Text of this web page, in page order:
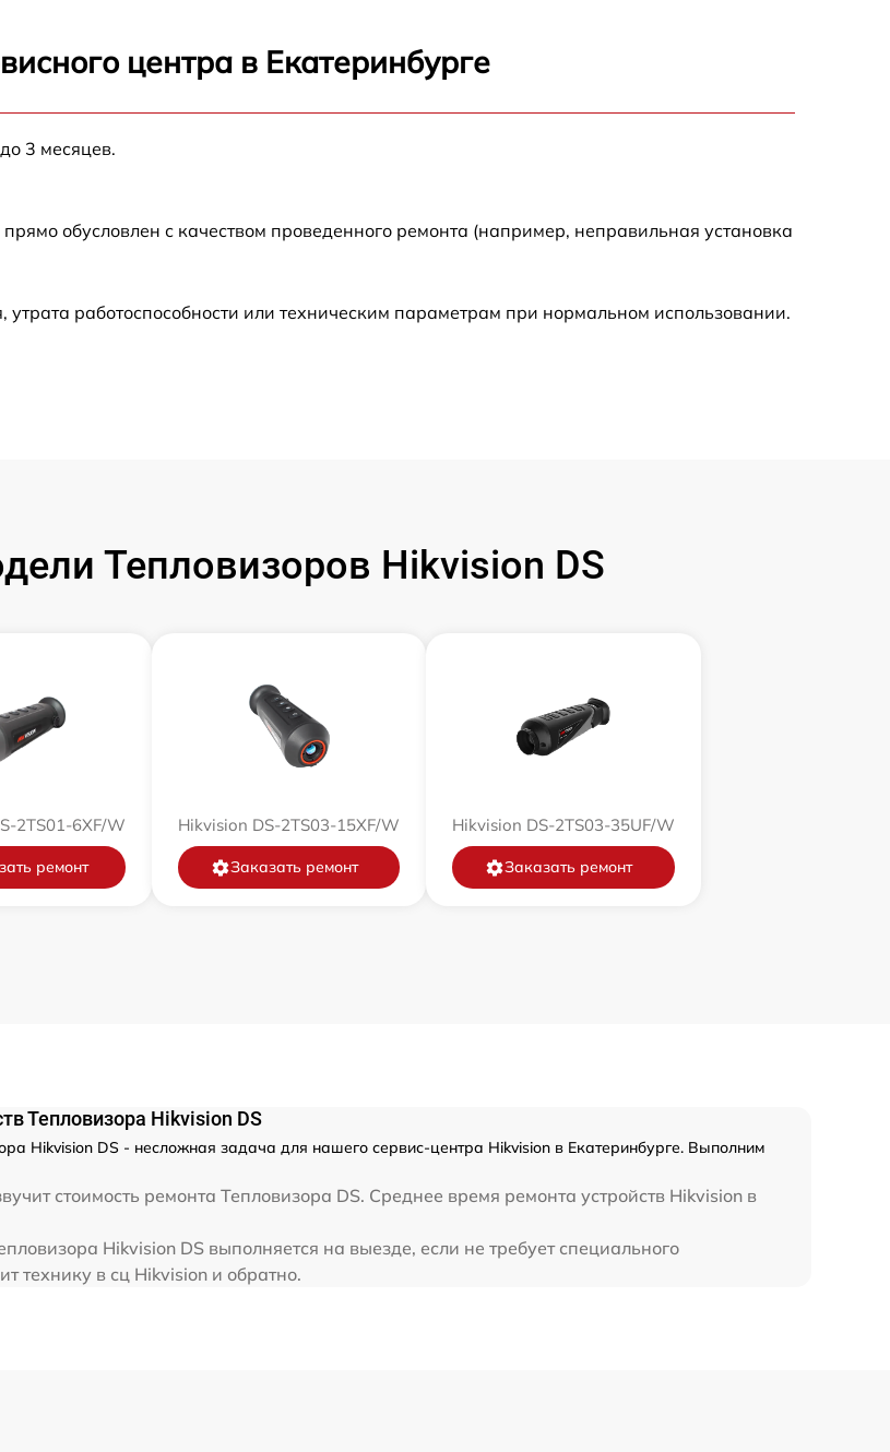
от 60 мин 450 р
450 р
от 60 мин 850 р
центра в Екатеринбурге
3 месяцев.
обусловлен с качеством проведенного ремонта (например, неправильная установка
работоспособности или техническим параметрам при нормальном использовании.
Тепловизоров Hikvision DS
2TS01-6XF/W
ремонт
Hikvision DS-2TS03-15XF/W
Заказать ремонт
Hikvision DS-2TS03-35UF/W
Заказать ремонт
Тепловизора Hikvision DS
Hikvision DS - несложная задача для нашего сервис-центра Hikvision в Екатеринбурге. Выполним
стоимость ремонта Тепловизора DS. Среднее время ремонта устройств Hikvision в
Hikvision DS выполняется на выезде, если не требует специального
технику в сц Hikvision и обратно.